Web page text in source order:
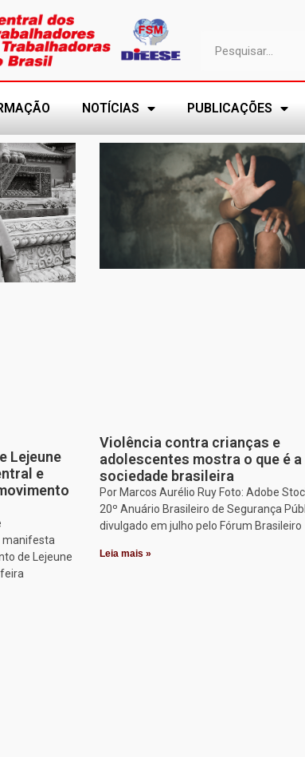
NOTÍCIAS PUBLICAÇÕES
Lejeune
e
manifesta
de Lejeune
Violência contra crianças e
adolescentes mostra o que é a
sociedade brasileira
Por Marcos Aurélio Ruy Foto: Adobe
20º Anuário Brasileiro de Segurança
divulgado em julho pelo Fórum Brasileiro
Leia mais »